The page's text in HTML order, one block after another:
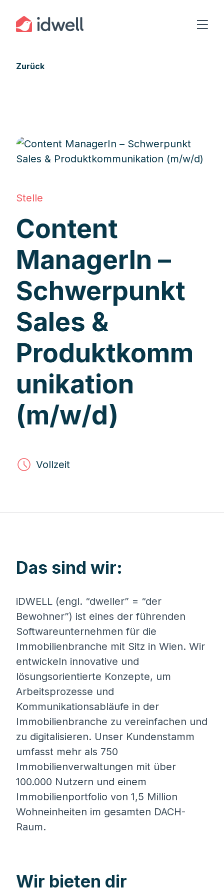
Zurück
Stelle
Content
ManagerIn –
Schwerpunkt
Sales &
Produktkomm
unikation
(m/w/d)
Vollzeit
Das sind wir:
iDWELL (engl. “dweller” = “der
Bewohner”) ist eines der führenden
Softwareunternehmen für die
Immobilienbranche mit Sitz in Wien. Wir
entwickeln innovative und
lösungsorientierte Konzepte, um
Arbeitsprozesse und
Kommunikationsabläufe in der
Immobilienbranche zu vereinfachen und
zu digitalisieren. Unser Kundenstamm
umfasst mehr als 750
Immobilienverwaltungen mit über
100.000 Nutzern und einem
Immobilienportfolio von 1,5 Million
Wohneinheiten im gesamten DACH-
Raum.
Wir bieten dir